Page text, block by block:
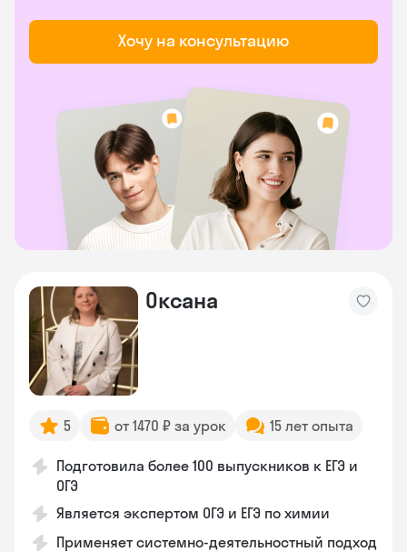
Хочу на консультацию
Оксана
5 от 1470 ₽ за урок 15 лет опыта
Подготовила более 100 выпускников к ЕГЭ и
ОГЭ
Является экспертом ОГЭ и ЕГЭ по химии
Применяет системно-деятельностный подход